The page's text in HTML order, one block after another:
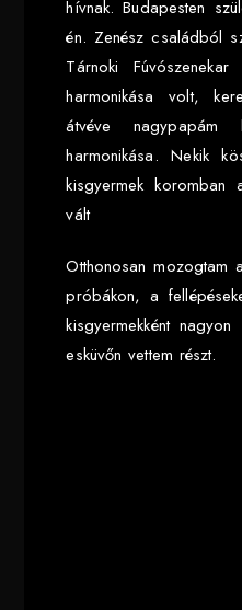
hívnak. Budapesten
én. Zenész családból
Tárnoki
harmonikása volt,
átvéve
harmonikása. Nekik
kisgyermek koromban
vált
Otthonosan mozogtam
próbákon, a
kisgyermekként
esküvőn vettem részt.